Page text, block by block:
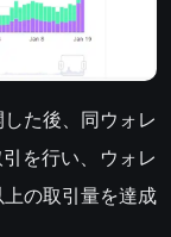
た後、同ウォレ
を行い、ウォレ
の取引量を達成